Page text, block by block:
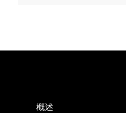
概述